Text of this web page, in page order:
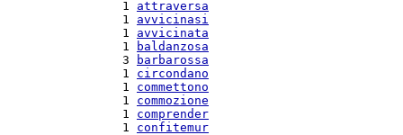
  1
attraversa
  1
avvicinasi
  1
avvicinata
  1
baldanzosa
  3
barbarossa
  1
circondano
  1
commettono
  1
commozione
  1
comprender
  1
confitemur